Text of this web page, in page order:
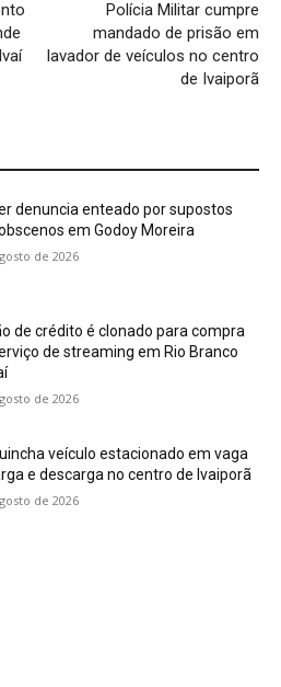
Polícia Militar cumpre
mandado de prisão em
lavador de veículos no centro
de Ivaiporã
denuncia enteado por supostos
em Godoy Moreira
de 2026
de crédito é clonado para compra
de streaming em Rio Branco
de 2026
veículo estacionado em vaga
e descarga no centro de Ivaiporã
de 2026